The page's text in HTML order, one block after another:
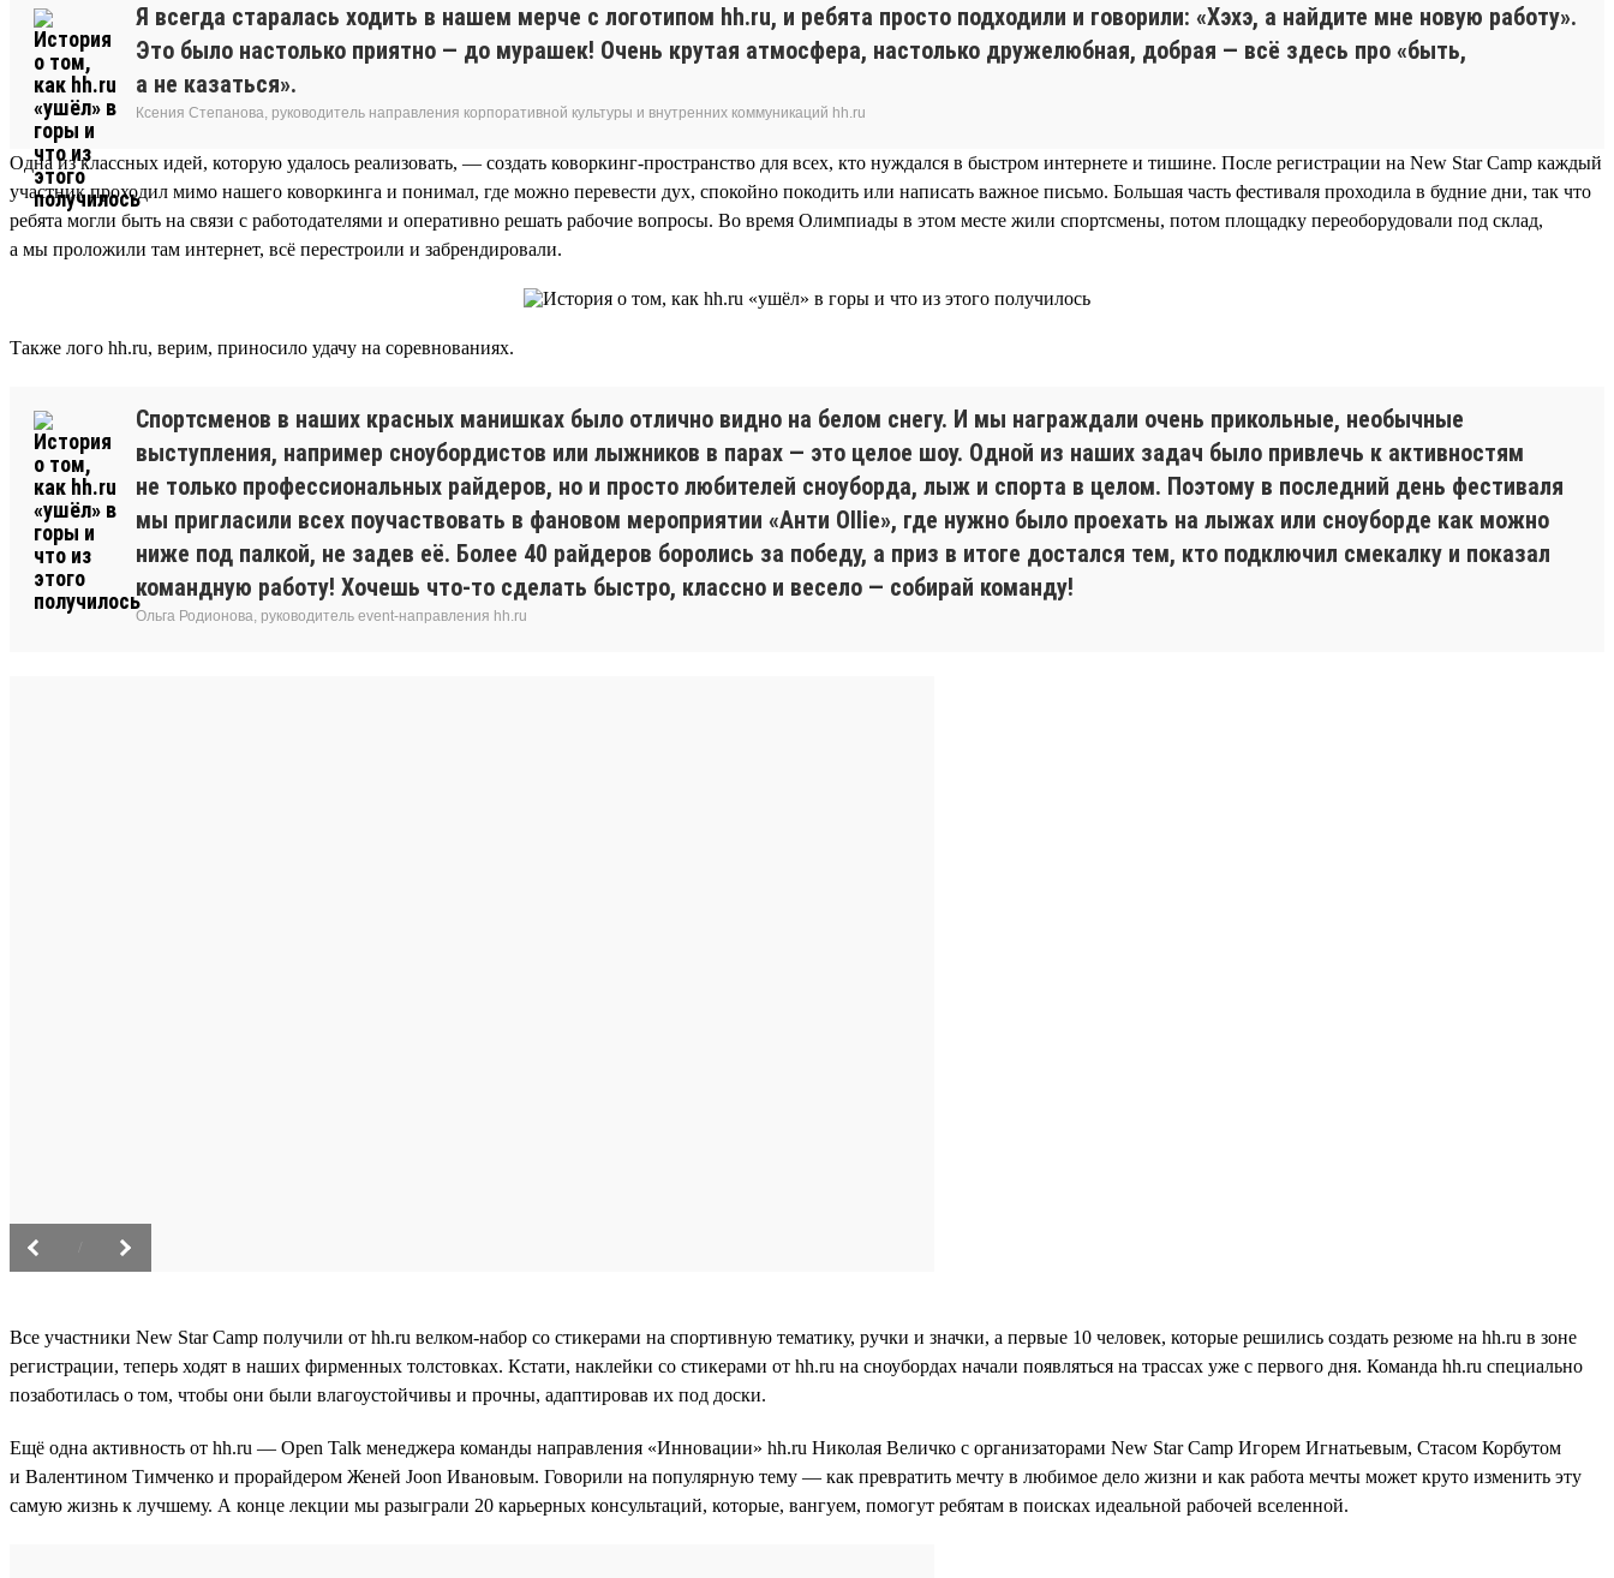
Я всегда старалась ходить в нашем мерче с логотипом hh.ru, и ребята просто подходили и говорили: «Хэхэ, а найдите мне новую работу».
Это было настолько приятно — до мурашек! Очень крутая атмосфера, настолько дружелюбная, добрая — всё здесь про «быть,
а не казаться».
Ксения Степанова, руководитель направления корпоративной культуры и внутренних коммуникаций hh.ru
Одна из классных идей, которую удалось реализовать, — создать коворкинг-пространство для всех, кто нуждался в быстром интернете и тишине. После регистрации на New Star Camp каждый
участник проходил мимо нашего коворкинга и понимал, где можно перевести дух, спокойно покодить или написать важное письмо. Большая часть фестиваля проходила в будние дни, так что
ребята могли быть на связи с работодателями и оперативно решать рабочие вопросы. Во время Олимпиады в этом месте жили спортсмены, потом площадку переоборудовали под склад,
а мы проложили там интернет, всё перестроили и забрендировали.
Также лого hh.ru, верим, приносило удачу на соревнованиях.
Спортсменов в наших красных манишках было отлично видно на белом снегу. И мы награждали очень прикольные, необычные
выступления, например сноубордистов или лыжников в парах — это целое шоу. Одной из наших задач было привлечь к активностям
не только профессиональных райдеров, но и просто любителей сноуборда, лыж и спорта в целом. Поэтому в последний день фестиваля
мы пригласили всех поучаствовать в фановом мероприятии «Анти Ollie», где нужно было проехать на лыжах или сноуборде как можно
ниже под палкой, не задев её. Более 40 райдеров боролись за победу, а приз в итоге достался тем, кто подключил смекалку и показал
командную работу! Хочешь что-то сделать быстро, классно и весело — собирай команду!
Ольга Родионова, руководитель event-направления hh.ru
Все участники New Star Camp получили от hh.ru велком-набор со стикерами на спортивную тематику, ручки и значки, а первые 10 человек, которые решились создать резюме на hh.ru в зоне
регистрации, теперь ходят в наших фирменных толстовках. Кстати, наклейки со стикерами от hh.ru на сноубордах начали появляться на трассах уже с первого дня. Команда hh.ru специально
позаботилась о том, чтобы они были влагоустойчивы и прочны, адаптировав их под доски.
Ещё одна активность от hh.ru — Open Talk менеджера команды направления «Инновации» hh.ru Николая Величко с организаторами New Star Camp Игорем Игнатьевым, Стасом Корбутом
и Валентином Тимченко и прорайдером Женей Joon Ивановым. Говорили на популярную тему — как превратить мечту в любимое дело жизни и как работа мечты может круто изменить эту
самую жизнь к лучшему. А конце лекции мы разыграли 20 карьерных консультаций, которые, вангуем, помогут ребятам в поисках идеальной рабочей вселенной.